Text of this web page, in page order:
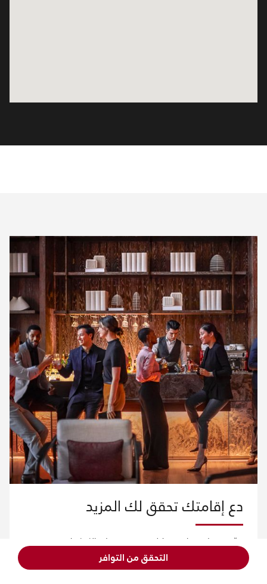
التحقق من التوافر
دع إقامتك تحقق لك المزيد
وسّع تجربتك معنا، من خلال تعميق معرفتك بالكوكتيلات في